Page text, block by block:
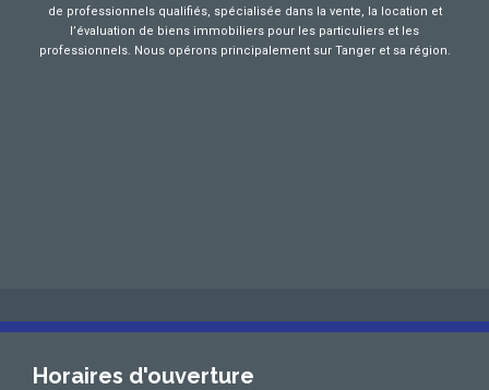
de professionnels qualifiés, spécialisée dans la vente, la location et
l’évaluation de biens immobiliers pour les particuliers et les
professionnels. Nous opérons principalement sur Tanger et sa région.
Horaires d'ouverture